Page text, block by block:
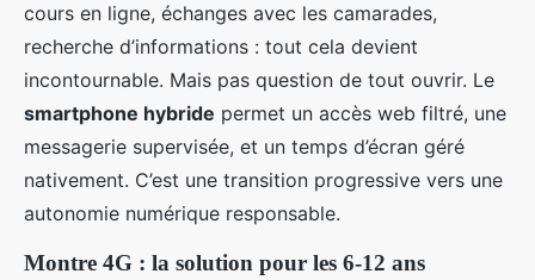
cours en ligne, échanges avec les camarades,
recherche d’informations : tout cela devient
incontournable. Mais pas question de tout ouvrir. Le
smartphone hybride permet un accès web filtré, une
messagerie supervisée, et un temps d’écran géré
nativement. C’est une transition progressive vers une
autonomie numérique responsable.
Montre 4G : la solution pour les 6-12 ans